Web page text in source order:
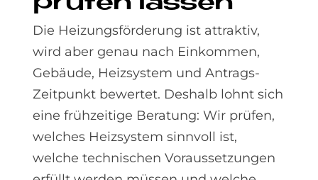
Die Heizungsförderung ist attraktiv,
wird aber genau nach Einkommen,
Gebäude, Heizsystem und Antrags-
Zeitpunkt bewertet. Deshalb lohnt sich
eine frühzeitige Beratung: Wir prüfen,
welches Heizsystem sinnvoll ist,
welche technischen Voraussetzungen